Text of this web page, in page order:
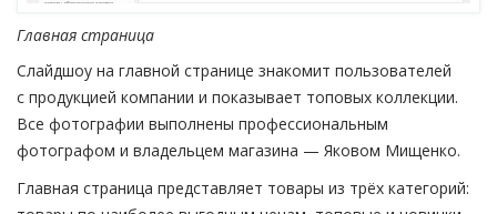
Главная страница
Слайдшоу на главной странице знакомит пользователей
с продукцией компании и показывает топовых коллекции.
Все фотографии выполнены профессиональным
фотографом и владельцем магазина — Яковом Мищенко.
Главная страница представляет товары из трёх категорий: